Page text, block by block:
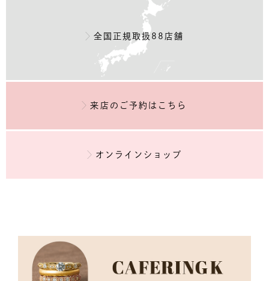
全国正規取扱88店舗
来店のご予約 はこちら
オンラインショップ